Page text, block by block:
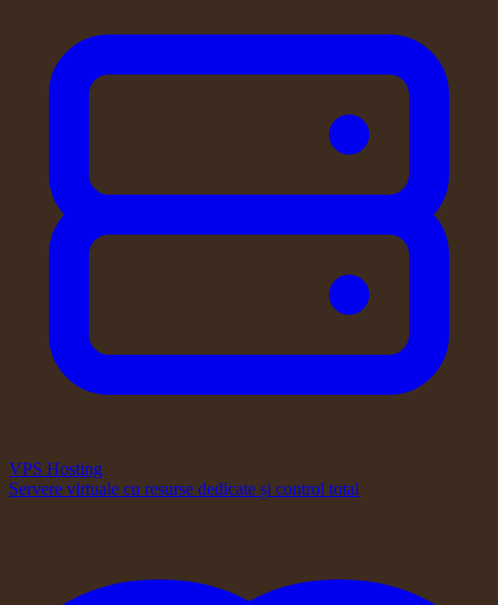
VPS Hosting
Servere virtuale cu resurse dedicate și control total